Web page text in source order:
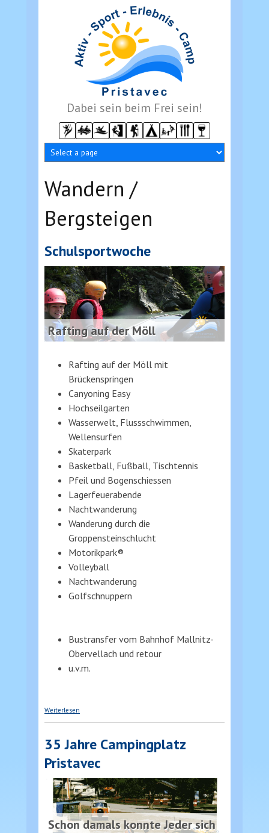
Dabei sein beim Frei sein!
Wandern /
Bergsteigen
Schulsportwoche
Rafting auf der Möll
Rafting auf der Möll mit
Brückenspringen
Canyoning Easy
Hochseilgarten
Wasserwelt, Flussschwimmen,
Wellensurfen
Skaterpark
Basketball, Fußball, Tischtennis
Pfeil und Bogenschiessen
Lagerfeuerabende
Nachtwanderung
Wanderung durch die
Groppensteinschlucht
Motorikpark®
Volleyball
Nachtwanderung
Golfschnuppern
Bustransfer vom Bahnhof Mallnitz-
Obervellach und retour
u.v.m.
Weiterlesen
35 Jahre Campingplatz
Pristavec
Schon damals konnte Jeder sich